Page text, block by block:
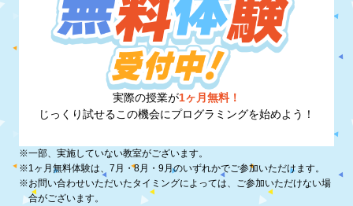
実際の授業が1ヶ月無料！
じっくり試せるこの機会にプログラミングを始めよう！
※一部、実施していない教室がございます。
※1ヶ月無料体験は、7月・8月・9月のいずれかでご参加いただけます。
※お問い合わせいただいたタイミングによっては、ご参加いただけない場
合がございます。